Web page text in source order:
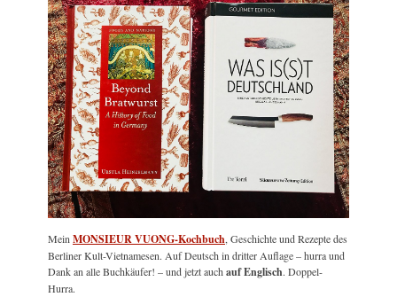
MeinMONSIEUR VUONG-Kochbuch, Geschichte und Rezepte des
Berliner Kult-Vietnamesen. Auf Deutsch in dritter Auflage – hurra und
Dank an alle Buchkäufer! – und jetzt auchauf Englisch. Doppel-
Hurra.